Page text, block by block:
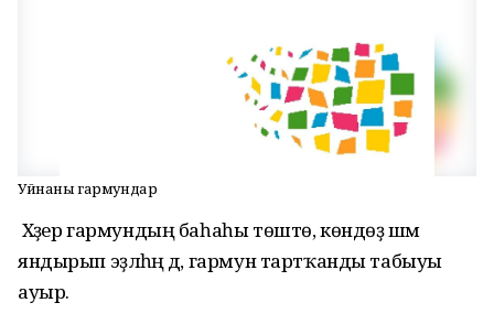
Уйнаны гармундар
Хәҙер гармундың баһаһы төштө, көндөҙ шәм
яндырып эҙләһәң дә, гармун тартҡанды табыуы
ауыр.